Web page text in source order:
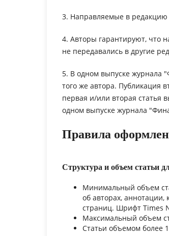
3. Направляемые в
4. Авторы гарантируют, что
не передавались в другие
5. В одном выпуске журнала
того же автора. Публикация
первая и/или вторая статья
одном выпуске журнала
Правила
Структура и объем статьи
Минимальный объем
об авторах,
страниц. Шрифт Times
Максимальный объем
Статьи объемом более